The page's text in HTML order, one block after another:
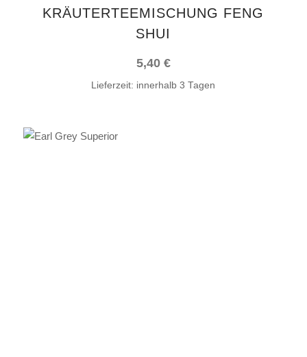
KRÄUTERTEEMISCHUNG FENG
SHUI
5,40 €
Lieferzeit: innerhalb 3 Tagen